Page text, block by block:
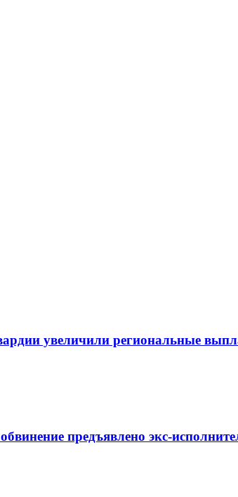
увеличили региональные
предъявлено экс-